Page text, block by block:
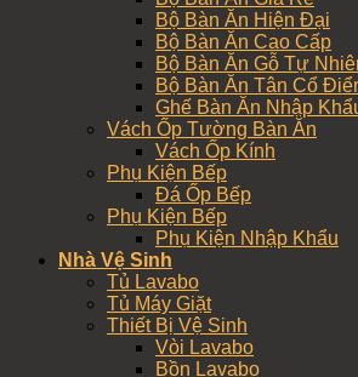
Bộ Bàn Ăn Hiện Đại
Bộ Bàn Ăn Cao Cấp
Bộ Bàn Ăn Gỗ Tự
Bộ Bàn Ăn Tân Cổ
Ghế Bàn Ăn Nhập
Vách Ốp Tường Bàn Ăn
Vách Ốp Kính
Phụ Kiện Bếp
Đá Ốp Bếp
Phụ Kiện Bếp
Phụ Kiện Nhập Khẩu
Nhà Vệ Sinh
Tủ Lavabo
Tủ Máy Giặt
Thiết Bị Vệ Sinh
Vòi Lavabo
Bồn Lavabo